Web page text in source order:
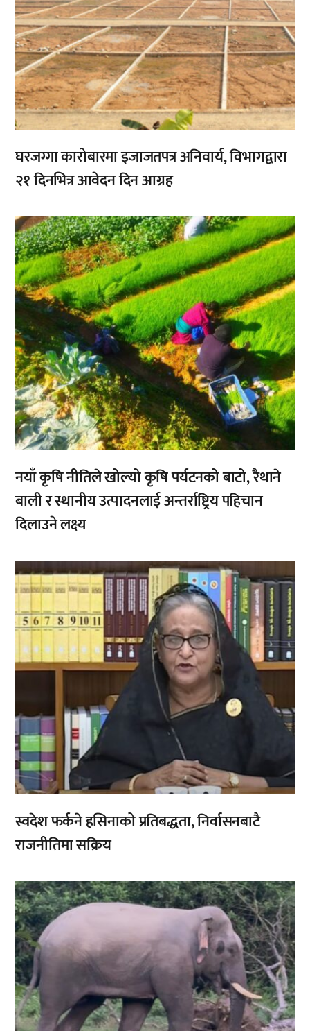
घरजग्गा कारोबारमा इजाजतपत्र अनिवार्य, विभागद्वारा
२१ दिनभित्र आवेदन दिन आग्रह
,
नयाँ कृषि नीतिले खोल्यो कृषि पर्यटनको बाटो, रैथाने
बाली र स्थानीय उत्पादनलाई अन्तर्राष्ट्रिय पहिचान
दिलाउने लक्ष्य
,,
स्वदेश फर्कने हसिनाको प्रतिबद्धता, निर्वासनबाटै
राजनीतिमा सक्रिय
,